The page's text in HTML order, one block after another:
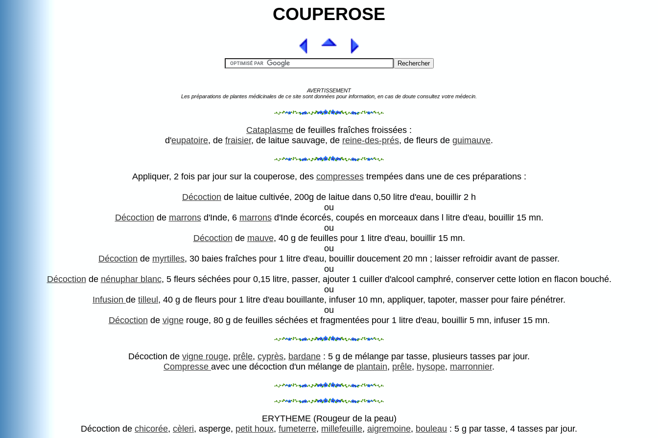
COUPEROSE
AVERTISSEMENT
Les préparations de plantes médicinales de ce site sont données pour information, en cas de doute consultez votre médecin.
Cataplasme de feuilles fraîches froissées :
d'eupatoire, de fraisier, de laitue sauvage, de reine-des-prés, de fleurs de guimauve.
Appliquer, 2 fois par jour sur la couperose, des compressestrempées dans une de ces préparations :
Décoction de laitue cultivée, 200g de laitue dans 0,50 litre d'eau, bouillir 2 h
ou
Décoction de marronsd'Inde, 6 marronsd'Inde écorcés, coupés en morceaux dans l litre d'eau, bouillir 15 mn.
ou
Décoction de mauve, 40 g de feuilles pour 1 litre d'eau, bouillir 15 mn.
ou
Décoction de myrtilles, 30 baies fraîches pour 1 litre d'eau, bouillir doucement 20 mn ; laisser refroidir avant de passer.
ou
Décoction de nénuphar blanc, 5 fleurs séchées pour 0,15 litre, passer, ajouter 1 cuiller d'alcool camphré, conserver cette lotion en flacon bouché.
ou
Infusion de tilleul , 40 g de fleurs pour 1 litre d'eau bouillante, infuser 10 mn, appliquer, tapoter, masser pour faire pénétrer.
ou
Décoction de vignerouge, 80 g de feuilles séchées et fragmentées pour 1 litre d'eau, bouillir 5 mn, infuser 15 mn.
Décoction de vigne rouge, prêle, cyprès, bardane : 5 g de mélange par tasse, plusieurs tasses par jour.
Compresse avec une décoction d'un mélange de plantain, prêle, hysope, marronnier.
ERYTHEME (Rougeur de la peau)
Décoction de chicorée, cèleri, asperge, petit houx, fumeterre, millefeuille, aigremoine, bouleau : 5 g par tasse, 4 tasses par jour.